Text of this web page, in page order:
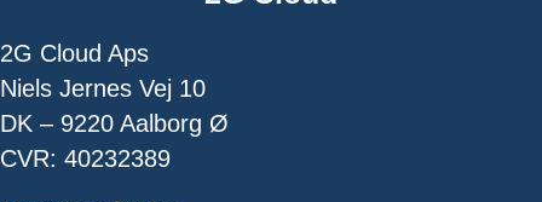
2G Cloud Aps
Niels Jernes Vej 10
DK – 9220 Aalborg Ø
CVR: 40232389